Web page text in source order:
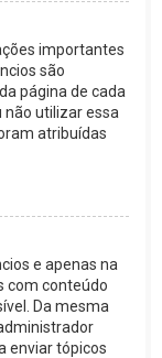
importantes
são
página de cada
não utilizar essa
atribuídas
e apenas na
com conteúdo
Da mesma
enviar tópicos